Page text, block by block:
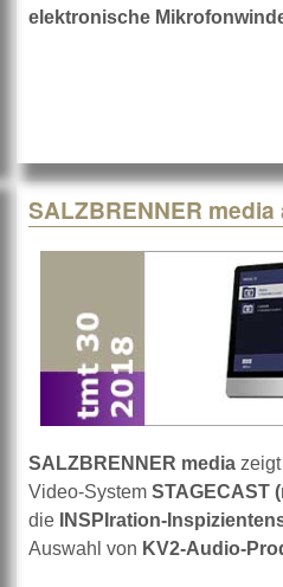
elektronische
SALZBRENNER aktiv in
SALZBRENNER
SALZBRENNER media
Video-System STAGECAST
die INSPIration-
Auswahl von KV2-Audio-